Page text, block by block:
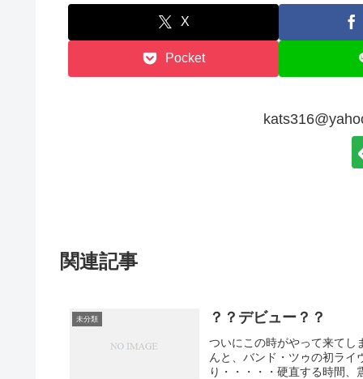
X
Pocket
関連記事
未分類 ？？デビュー？？
ついにこの時がやって来てし
んと、バンド・ツゥの初ライ
り・・・・・硬直する時間、